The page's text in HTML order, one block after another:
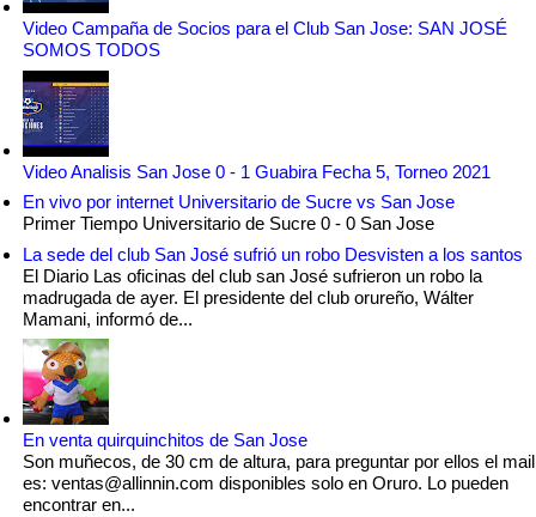
Video Campaña de Socios para el Club San Jose: SAN JOSÉ
SOMOS TODOS
Video Analisis San Jose 0 - 1 Guabira Fecha 5, Torneo 2021
En vivo por internet Universitario de Sucre vs San Jose
Primer Tiempo Universitario de Sucre 0 - 0 San Jose
La sede del club San José sufrió un robo Desvisten a los santos
El Diario Las oficinas del club san José sufrieron un robo la
madrugada de ayer. El presidente del club orureño, Wálter
Mamani, informó de...
En venta quirquinchitos de San Jose
Son muñecos, de 30 cm de altura, para preguntar por ellos el mail
es: ventas@allinnin.com disponibles solo en Oruro. Lo pueden
encontrar en...